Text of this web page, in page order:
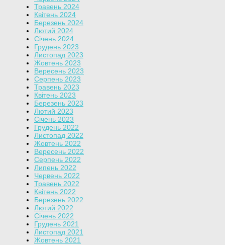
Травень 2024
Квітень 2024
Березень 2024
Лютий 2024
Січень 2024
Грудень 2023
Листопад 2023
Жовтень 2023
Вересень 2023
Серпень 2023
Травень 2023
Квітень 2023
Березень 2023
Лютий 2023
Січень 2023
Грудень 2022
Листопад 2022
Жовтень 2022
Вересень 2022
Серпень 2022
Липень 2022
Червень 2022
Травень 2022
Квітень 2022
Березень 2022
Лютий 2022
Січень 2022
Грудень 2021
Листопад 2021
Жовтень 2021